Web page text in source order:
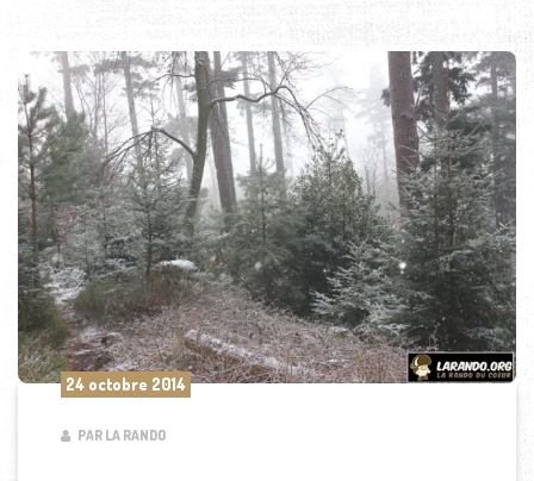
24 octobre 2014
PAR LA RANDO